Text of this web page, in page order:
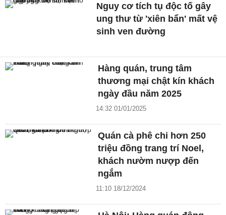
Nguy cơ tích tụ độc tố gây
ung thư từ 'xiên bẩn' mất vệ
sinh ven đường
Hàng quán, trung tâm
thương mại chật kín khách
ngày đầu năm 2025
14:32 01/01/2025
Quán cà phê chi hơn 250
triệu đồng trang trí Noel,
khách nườm nượp đến
ngắm
11:10 18/12/2024